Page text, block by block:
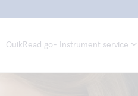
QuikRead go- Instrument service